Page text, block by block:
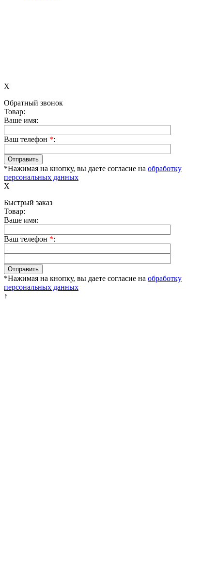
X
Обратный звонок
Товар:
Ваше имя:
Ваш телефон *:
*Нажимая на кнопку, вы даете согласие на обработку
персональных данных
X
Быстрый заказ
Товар:
Ваше имя:
Ваш телефон *:
*Нажимая на кнопку, вы даете согласие на обработку
персональных данных
↑